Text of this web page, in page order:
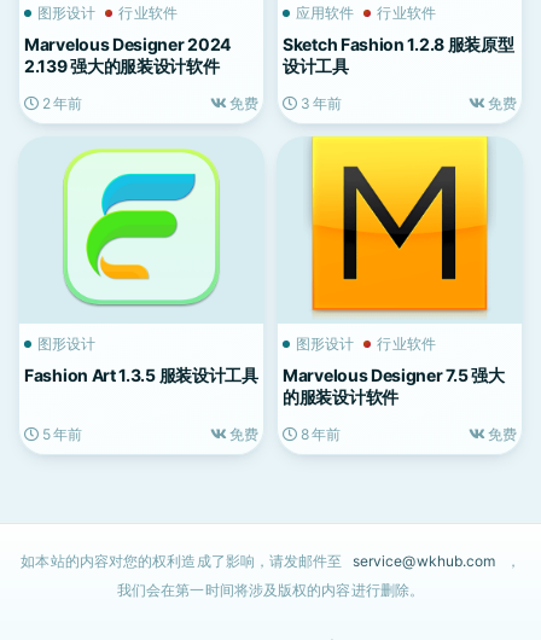
图形设计 行业软件
Marvelous Designer 2024
2.139 强大的服装设计软件
2 年前 免费
应用软件 行业软件
Sketch Fashion 1.2.8 服装原型
设计工具
3 年前 免费
图形设计
Fashion Art 1.3.5 服装设计工具
5 年前 免费
图形设计 行业软件
Marvelous Designer 7.5 强大
的服装设计软件
8 年前 免费
如本站的内容对您的权利造成了影响，请发邮件至 service@wkhub.com
，
我们会在第一时间将涉及版权的内容进行删除。